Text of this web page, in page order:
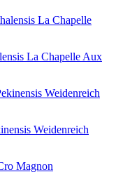
La Chapelle Aux
Weidenreich